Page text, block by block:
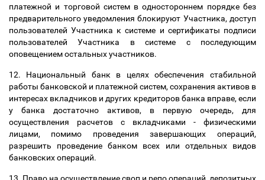
платежной и торговой систем в одностороннем порядке без
предварительного уведомления блокируют Участника, доступ
пользователей Участника к системе и сертификаты подписи
пользователей Участника в системе с последующим
оповещением остальных участников.
12. Национальный банк в целях обеспечения стабильной
работы банковской и платежной систем, сохранения активов в
интересах вкладчиков и других кредиторов банка вправе, если
у банка достаточно активов, в первую очередь, для
осуществления расчетов с вкладчиками - физическими
лицами, помимо проведения завершающих операций,
разрешить проведение банком всех или отдельных видов
банковских операций.